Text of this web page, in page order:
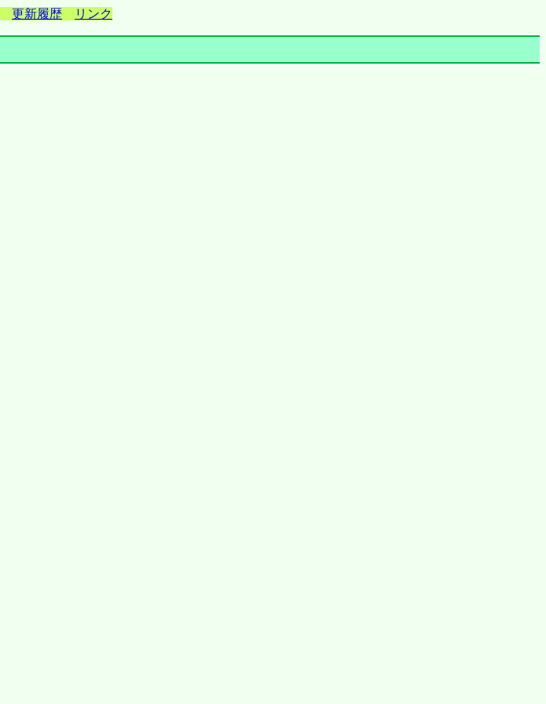
更新履歴 リンク